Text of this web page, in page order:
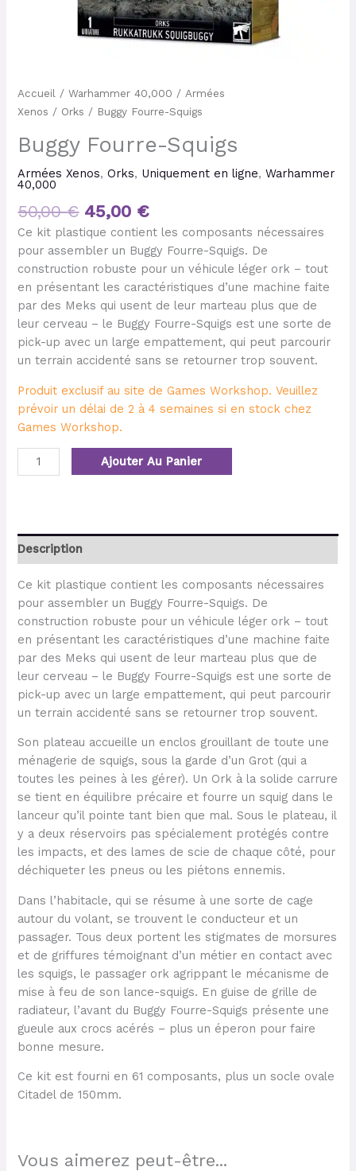
Accueil /Warhammer 40,000 /Armées
Xenos / Orks / Buggy Fourre-Squigs
Buggy Fourre-Squigs
Armées Xenos,Orks, Uniquement en ligne,Warhammer
40,000
50,00€ 45,00 €
Ce kit plastique contient les composants nécessaires
pour assembler un Buggy Fourre-Squigs. De
construction robuste pour un véhicule léger ork – tout
en présentant les caractéristiques d’une machine faite
par des Meks qui usent de leur marteau plus que de
leur cerveau – le Buggy Fourre-Squigs est une sorte de
pick-up avec un large empattement, qui peut parcourir
un terrain accidenté sans se retourner trop souvent.
Produit exclusif au site de Games Workshop. Veuillez
prévoir un délai de 2 à 4 semaines si en stock chez
Games Workshop.
Ajouter Au Panier
Description
Ce kit plastique contient les composants nécessaires
pour assembler un Buggy Fourre-Squigs. De
construction robuste pour un véhicule léger ork – tout
en présentant les caractéristiques d’une machine faite
par des Meks qui usent de leur marteau plus que de
leur cerveau – le Buggy Fourre-Squigs est une sorte de
pick-up avec un large empattement, qui peut parcourir
un terrain accidenté sans se retourner trop souvent.
Son plateau accueille un enclos grouillant de toute une
ménagerie de squigs, sous la garde d’un Grot (qui a
toutes les peines à les gérer). Un Ork à la solide carrure
se tient en équilibre précaire et fourre un squig dans le
lanceur qu’il pointe tant bien que mal. Sous le plateau, il
y a deux réservoirs pas spécialement protégés contre
les impacts, et des lames de scie de chaque côté, pour
déchiqueter les pneus ou les piétons ennemis.
Dans l’habitacle, qui se résume à une sorte de cage
autour du volant, se trouvent le conducteur et un
passager. Tous deux portent les stigmates de morsures
et de griffures témoignant d’un métier en contact avec
les squigs, le passager ork agrippant le mécanisme de
mise à feu de son lance-squigs. En guise de grille de
radiateur, l’avant du Buggy Fourre-Squigs présente une
gueule aux crocs acérés – plus un éperon pour faire
bonne mesure.
Ce kit est fourni en 61 composants, plus un socle ovale
Citadel de 150mm.
Vous aimerez peut-être...